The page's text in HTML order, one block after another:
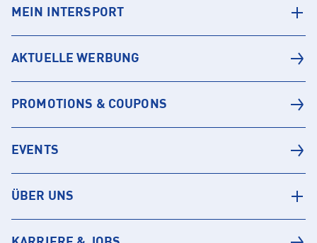
MEIN INTERSPORT
AKTUELLE WERBUNG
PROMOTIONS & COUPONS
EVENTS
ÜBER UNS